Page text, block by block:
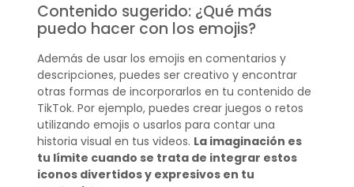
Contenido sugerido: ¿Qué más
puedo hacer con los emojis?
Además de usar los emojis en comentarios y
descripciones, puedes ser creativo y encontrar
otras formas de incorporarlos en tu contenido de
TikTok. Por ejemplo, puedes crear juegos o retos
utilizando emojis o usarlos para contar una
historia visual en tus videos. La imaginación es
tu límite cuando se trata de integrar estos
iconos divertidos y expresivos en tu